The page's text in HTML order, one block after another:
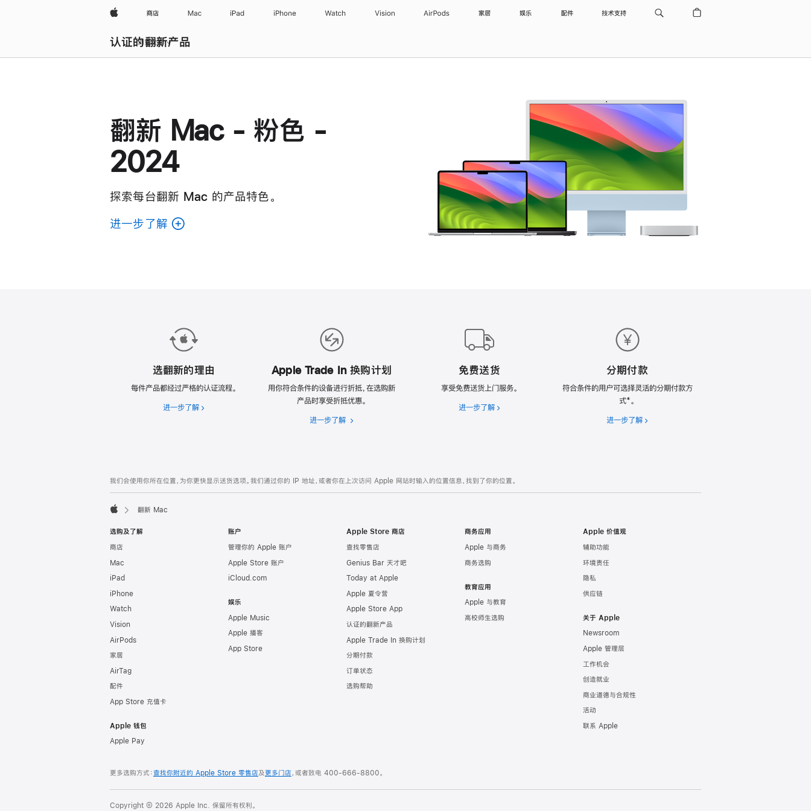
Apple 商店 Mac iPad iPhone Watch Vision AirPods 家居 娱乐 配件 技术支持
认证的翻新产品
浏览全部
翻新 Mac - 粉色 -
2024
探索每台翻新 Mac 的产品特色。
进一步了解
Mac。
选翻新的理由
每件产品都经过严格的认证流程。
进一步了解选
Apple Trade In 换购计划
用你符合条件的设备进行折抵，在选购新
产品时享受折抵优惠。
进一步了解 Apple
计
划
免费送货
享受免费送货上门服务。
进一步了解免
分期付款
符合条件的用户可选择灵活的分期付款方
式*。
进一步了解分
页
脚
注
我们会使用你所在位置，为你更快显示送货选项。我们通过你的 IP 地址，或者你在上次访问 Apple 网站时输入的位置信息，找到了你的位置。
翻新 Mac
选购及了解
商店
Mac
iPad
iPhone
Watch
Vision
AirPods
家居
AirTag
配件
App Store 充值卡
Apple 钱包
Apple Pay
账户
管理你的 Apple 账户
Apple Store 账户
iCloud.com
娱乐
Apple Music
Apple 播客
App Store
Apple Store 商店
查找零售店
Genius Bar 天才吧
Today at Apple
Apple 夏令营
Apple Store App
认证的翻新产品
Apple Trade In 换购计划
分期付款
订单状态
选购帮助
商务应用
Apple 与商务
商务选购
教育应用
Apple 与教育
高校师生选购
Apple 价值观
辅助功能
环境责任
隐私
供应链
关于 Apple
Newsroom
Apple 管理层
工作机会
创造就业
商业道德与合规性
活动
联系 Apple
更多选购方式：查找你附近的 Apple Store 零售店及更多门店，或者致电 400-666-8800。
Copyright © 2026 Apple Inc. 保留所有权利。